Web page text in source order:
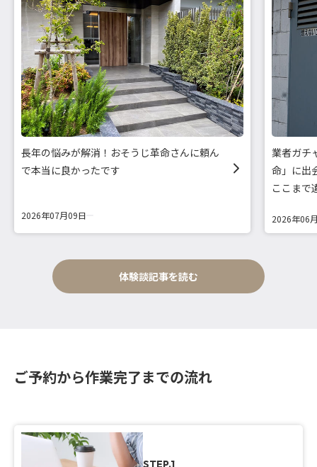
長年の悩みが解消！おそうじ革命さんに頼ん
で本当に良かったです
2026年07月09日
業者ガチ
命」に出
ここまで
2026年06
体験談記事を読む
ご予約から作業完了までの流れ
STEP.1